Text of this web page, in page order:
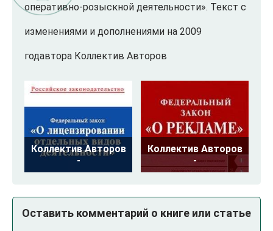
оперативно-розыскной деятельности». Текст с
изменениями и дополнениями на 2009
годавтора Коллектив Авторов
Коллектив Авторов
-
Коллектив Авторов
-
Оставить комментарий о книге или статье